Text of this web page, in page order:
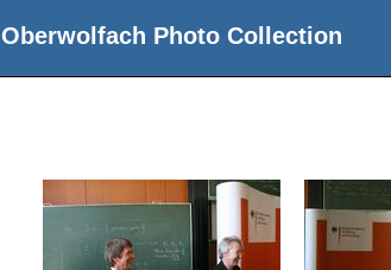
Oberwolfach Photo Collection